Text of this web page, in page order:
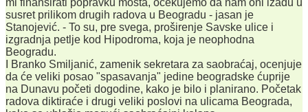
mi finansirati popravku mosta, očekujemo da nam oni izađu u
susret prilikom drugih radova u Beogradu - jasan je
Stanojević. - To su, pre svega, proširenje Savske ulice i
izgradnja petlje kod Hipodroma, koja je neophodna
Beogradu.
I Branko Smiljanić, zamenik sekretara za saobraćaj, ocenjuje
da će veliki posao "spasavanja" jedine beogradske ćuprije
na Dunavu početi dogodine, kako je bilo i planirano. Početak
radova diktiraće i drugi veliki poslovi na ulicama Beograda,